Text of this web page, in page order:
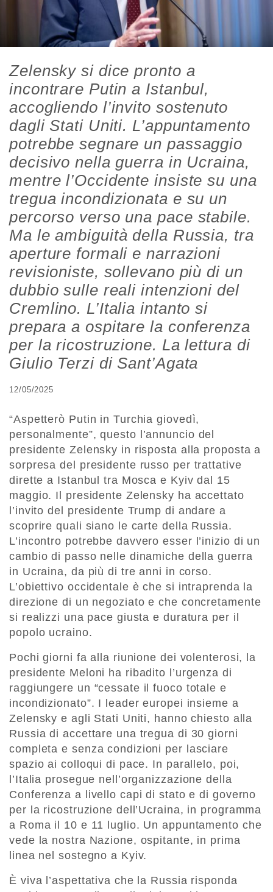
Zelensky si dice pronto a
incontrare Putin a Istanbul,
accogliendo l’invito sostenuto
dagli Stati Uniti. L’appuntamento
potrebbe segnare un passaggio
decisivo nella guerra in Ucraina,
mentre l’Occidente insiste su una
tregua incondizionata e su un
percorso verso una pace stabile.
Ma le ambiguità della Russia, tra
aperture formali e narrazioni
revisioniste, sollevano più di un
dubbio sulle reali intenzioni del
Cremlino. L’Italia intanto si
prepara a ospitare la conferenza
per la ricostruzione. La lettura di
Giulio Terzi di Sant’Agata
12/05/2025
“Aspetterò Putin in Turchia giovedì,
personalmente”, questo l’annuncio del
presidente Zelensky in risposta alla proposta a
sorpresa del presidente russo per trattative
dirette a Istanbul tra Mosca e Kyiv dal 15
maggio. Il presidente Zelensky ha accettato
l’invito del presidente Trump di andare a
scoprire quali siano le carte della Russia.
L’incontro potrebbe davvero esser l’inizio di un
cambio di passo nelle dinamiche della guerra
in Ucraina, da più di tre anni in corso.
L’obiettivo occidentale è che si intraprenda la
direzione di un negoziato e che concretamente
si realizzi una pace giusta e duratura per il
popolo ucraino.
Pochi giorni fa alla riunione dei volenterosi, la
presidente Meloni ha ribadito l’urgenza di
raggiungere un “cessate il fuoco totale e
incondizionato”. I leader europei insieme a
Zelensky e agli Stati Uniti, hanno chiesto alla
Russia di accettare una tregua di 30 giorni
completa e senza condizioni per lasciare
spazio ai colloqui di pace. In parallelo, poi,
l’Italia prosegue nell’organizzazione della
Conferenza a livello capi di stato e di governo
per la ricostruzione dell’Ucraina, in programma
a Roma il 10 e 11 luglio. Un appuntamento che
vede la nostra Nazione, ospitante, in prima
linea nel sostegno a Kyiv.
È viva l’aspettativa che la Russia risponda